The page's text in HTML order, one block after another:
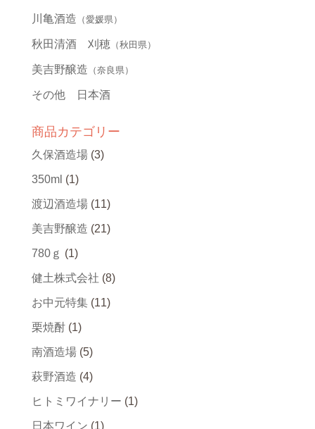
川亀酒造 （愛媛県）
秋田清酒 刈穂 （秋田県）
美吉野醸造 （奈良県）
その他 日本酒
商品カテゴリー
久保酒造場 (3)
350ml (1)
渡辺酒造場 (11)
美吉野醸造 (21)
780ｇ (1)
健土株式会社 (8)
お中元特集 (11)
栗焼酎 (1)
南酒造場 (5)
萩野酒造 (4)
ヒトミワイナリー (1)
日本ワイン (1)